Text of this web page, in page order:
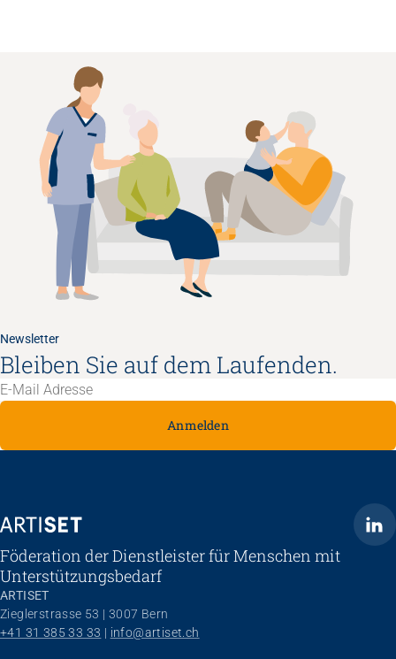
Newsletter
Bleiben Sie auf dem Laufenden.
Anmelden
ARTISET
Föderation der Dienstleister für Menschen mit
Unterstützungsbedarf
ARTISET
Zieglerstrasse 53 | 3007 Bern
+41 31 385 33 33 | info@artiset.ch